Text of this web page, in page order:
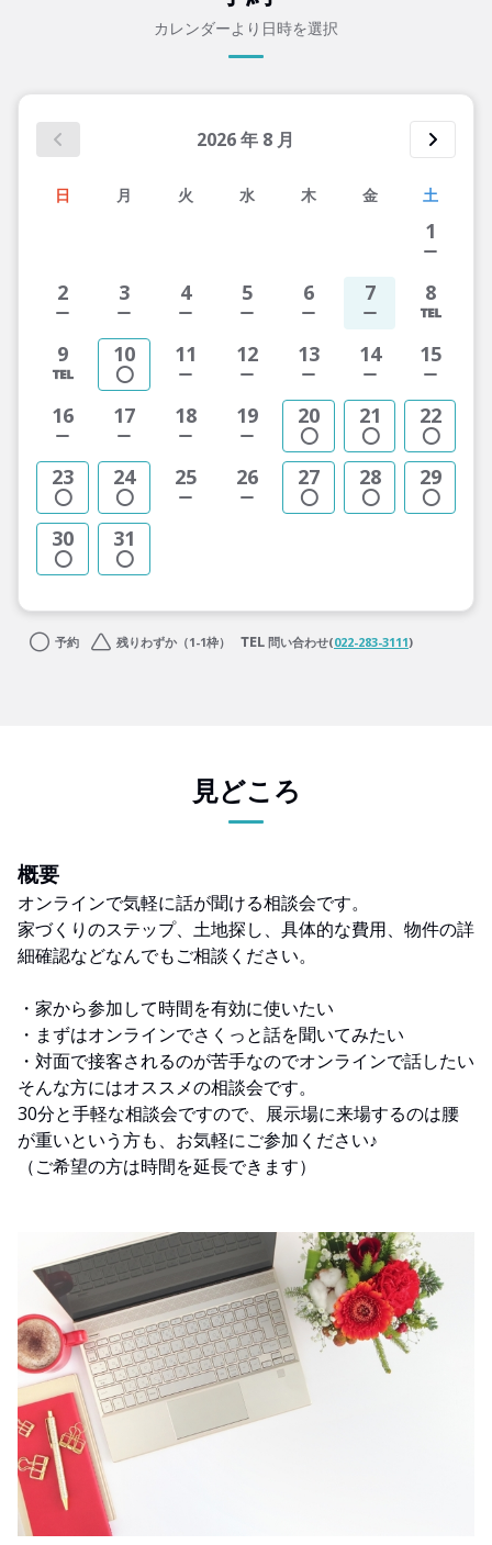
カレンダーより日時を選択
2026年 8 月
日 月 火 水 木 金 土
1
2 3 4 5 6 7 8
9 10 11 12 13 14 15
16 17 18 19 20 21 22
23 24 25 26 27 28 29
30 31
予約 残りわずか（1-1枠） 問い合わせ(022-283-3111)
見どころ
概要
オンラインで気軽に話が聞ける相談会です。
家づくりのステップ、土地探し、具体的な費用、物件の詳
細確認などなんでもご相談ください。
・家から参加して時間を有効に使いたい
・まずはオンラインでさくっと話を聞いてみたい
・対面で接客されるのが苦手なのでオンラインで話したい
そんな方にはオススメの相談会です。
30分と手軽な相談会ですので、展示場に来場するのは腰
が重いという方も、お気軽にご参加ください♪
（ご希望の方は時間を延長できます）